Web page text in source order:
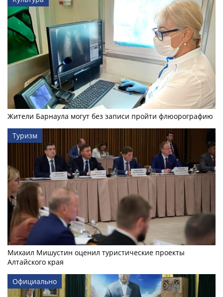
Жители Барнаула могут без записи пройти флюорографию
Туризм
Михаил Мишустин оценил туристические проекты
Алтайского края
Официально